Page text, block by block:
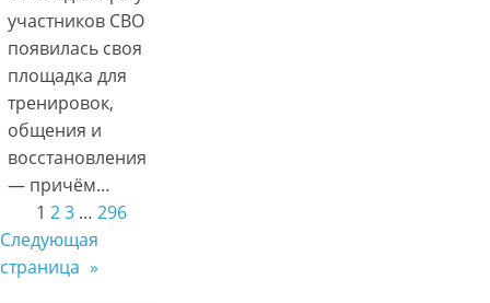
участников СВО
появилась своя
площадка для
тренировок,
общения и
восстановления
— причём…
1 23 … 296
Следующая
страница »